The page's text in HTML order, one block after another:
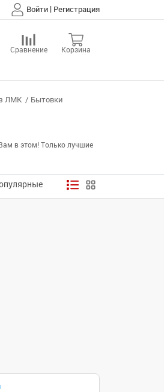
Войти | Регистрация
Сравнение Корзина
ЛМК Бытовки
в этом! Только лучшие